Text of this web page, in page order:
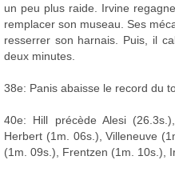
un peu plus raide. Irvine
remplacer son museau. Ses
resserrer son harnais. Puis, il
deux minutes.
38e: Panis abaisse le record du
40e: Hill précède Alesi
Herbert (1m. 06s.), Villeneuve
(1m. 09s.), Frentzen (1m. 10s.),